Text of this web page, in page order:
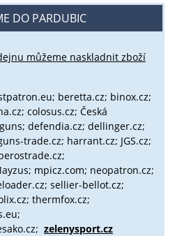
DO PARDUBIC
můžeme naskladnit zboží
beretta.cz; binox.cz;
colosus.cz; Česká
defendia.cz; dellinger.cz;
trade.cz; harrant.cz; JGS.cz;
mpicz.com; neopatron.cz;
sellier-bellot.cz;
thermfox.cz;
zelenysport.cz